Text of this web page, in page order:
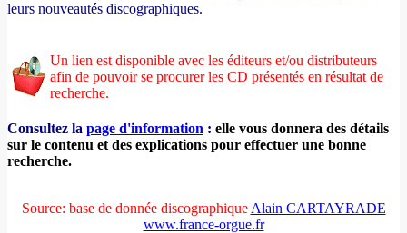
leurs nouveautés discographiques.
Un lien est disponible avec les éditeurs et/ou distributeurs
afin de pouvoir se procurer les CD présentés en résultat de
recherche.
Consultez la page d'information : elle vous donnera des détails
sur le contenu et des explications pour effectuer une bonne
recherche.
Source: base de donnée discographique Alain CARTAYRADE
www.france-orgue.fr